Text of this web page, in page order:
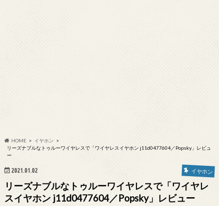
HOME
イヤホン
リーズナブルなトゥルーワイヤレスで「ワイヤレスイヤホン j11d0477604／Popsky」レビュ
ー
2021.01.02 イヤホン
リーズナブルなトゥルーワイヤレスで「ワイヤレ
スイヤホン j11d0477604／Popsky」レビュー